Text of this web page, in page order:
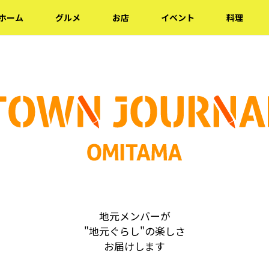
ーム グルメ お店 イベント 料理
地元メンバーが
"地元ぐらし"の楽しさ
お届けします